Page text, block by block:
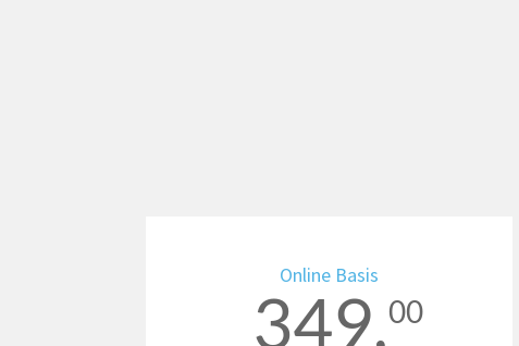
Online Basis
349,00